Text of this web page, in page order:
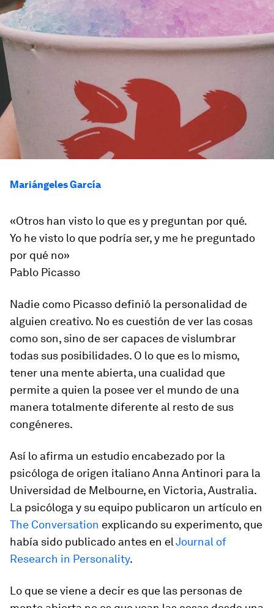
Mariángeles García
«Otros han visto lo que es y preguntan por qué.
Yo he visto lo que podría ser, y me he preguntado
por qué no»
Pablo Picasso
Nadie como Picasso definió la personalidad de
alguien creativo. No es cuestión de ver las cosas
como son, sino de ser capaces de vislumbrar
todas sus posibilidades. O lo que es lo mismo,
tener una mente abierta, una cualidad que
permite a quien la posee ver el mundo de una
manera totalmente diferente al resto de sus
congéneres.
Así lo afirma un estudio encabezado por la
psicóloga de origen italiano Anna Antinori para la
Universidad de Melbourne, en Victoria, Australia.
La psicóloga y su equipo publicaron un artículo en
The Conversation explicando su experimento, que
había sido publicado antes en elJournal of
Research in Personality.
Lo que se viene a decir es que las personas de